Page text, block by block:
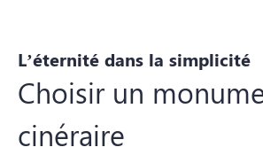
L’éternité dans la simplicité
Choisir un
cinéraire